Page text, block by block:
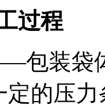
过程
包装袋
的压